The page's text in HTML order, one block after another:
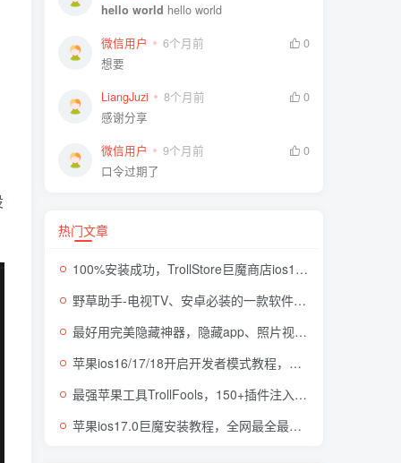
hello world hello world
微信用户 6个月前
0
想要
LiangJuzi 8个月前
0
感谢分享
微信用户 9个月前
0
口令过期了
热门文章
100%安装成功，TrollStore巨魔商店ios17来了，这些系统马上起飞了
野草助手-电视TV、安卓必装的一款软件，超级好用
最好用完美隐藏神器，隐藏app、照片视频，自身伪装成计算器，完全免费无广
苹果ios16/17/18开启开发者模式教程，开发者模式有什么用
最强苹果工具TrollFools，150+插件注入，让你的iphone起飞！
苹果ios17.0巨魔安装教程，全网最全最细TrollStore巨魔商店方法，支持所有机型